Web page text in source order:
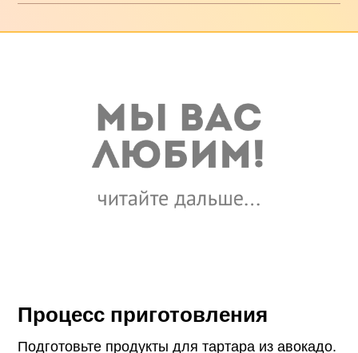
Процесс приготовления
Подготовьте продукты для тартара из авокадо.